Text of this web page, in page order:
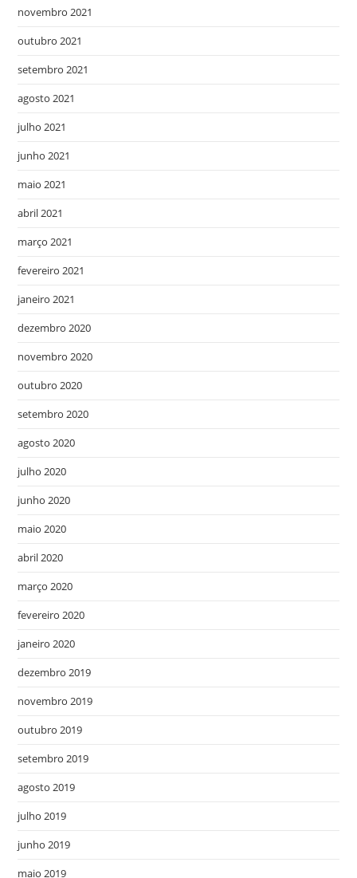
novembro 2021
outubro 2021
setembro 2021
agosto 2021
julho 2021
junho 2021
maio 2021
abril 2021
março 2021
fevereiro 2021
janeiro 2021
dezembro 2020
novembro 2020
outubro 2020
setembro 2020
agosto 2020
julho 2020
junho 2020
maio 2020
abril 2020
março 2020
fevereiro 2020
janeiro 2020
dezembro 2019
novembro 2019
outubro 2019
setembro 2019
agosto 2019
julho 2019
junho 2019
maio 2019